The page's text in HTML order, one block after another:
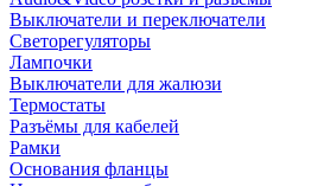
Выключатели и переключатели
Светорегуляторы
Лампочки
Выключатели для жалюзи
Термостаты
Разъёмы для кабелей
Рамки
Основания фланцы